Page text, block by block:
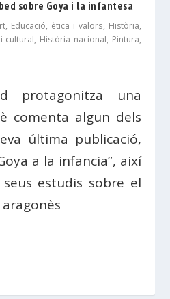
sobre Goya i la infantesa
, Educació, ètica i valors, Història,
cultural, Història nacional, Pintura,
protagonitza una
comenta algun dels
última publicació,
a la infancia”, així
estudis sobre el